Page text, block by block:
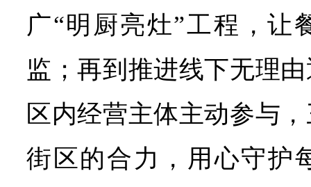
广“明厨亮灶”工程，让
监；再到推进线下无理
区内经营主体主动参与
街区的合力，用心守护